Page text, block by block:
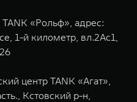
«Рольф», адрес:
1-й километр, вл.2Ас1,
центр TANK «Агат»,
Кстовский р-н,